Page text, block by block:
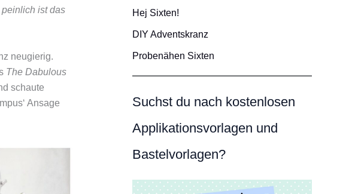
ist das
neugierig.
The Dabulous
schaute
Ansage
Hej Sixten!
DIY Adventskranz
Probenähen Sixten
Suchst du nach kostenlosen
Applikationsvorlagen und
Bastelvorlagen?